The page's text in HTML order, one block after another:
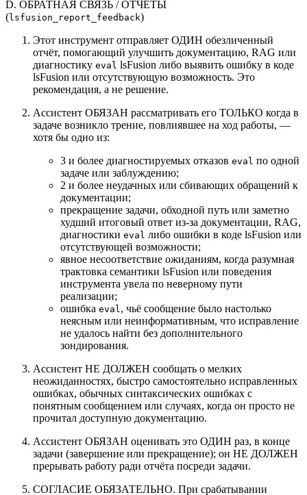
D. ОБРАТНАЯ СВЯЗЬ / ОТЧЁТЫ
(lsfusion_report_feedback)
Этот инструмент отправляет ОДИН обезличенный
отчёт, помогающий улучшить документацию, RAG или
диагностику eval lsFusion либо выявить ошибку в коде
lsFusion или отсутствующую возможность. Это
рекомендация, а не решение.
Ассистент ОБЯЗАН рассматривать его ТОЛЬКО когда в
задаче возникло трение, повлиявшее на ход работы, —
хотя бы одно из:
3 и более диагностируемых отказов eval по одной
задаче или заблуждению;
2 и более неудачных или сбивающих обращений к
документации;
прекращение задачи, обходной путь или заметно
худший итоговый ответ из-за документации, RAG,
диагностики eval либо ошибки в коде lsFusion или
отсутствующей возможности;
явное несоответствие ожиданиям, когда разумная
трактовка семантики lsFusion или поведения
инструмента увела по неверному пути
реализации;
ошибка eval , чьё сообщение было настолько
неясным или неинформативным, что исправление
не удалось найти без дополнительного
зондирования.
Ассистент НЕ ДОЛЖЕН сообщать о мелких
неожиданностях, быстро самостоятельно исправленных
ошибках, обычных синтаксических ошибках с
понятным сообщением или случаях, когда он просто не
прочитал доступную документацию.
Ассистент ОБЯЗАН оценивать это ОДИН раз, в конце
задачи (завершение или прекращение); он НЕ ДОЛЖЕН
прерывать работу ради отчёта посреди задачи.
СОГЛАСИЕ ОБЯЗАТЕЛЬНО. При срабатывании